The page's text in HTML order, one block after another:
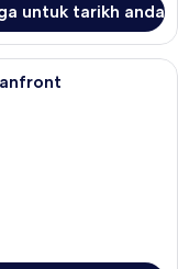
untuk tarikh anda
Raja (King), Balcony,